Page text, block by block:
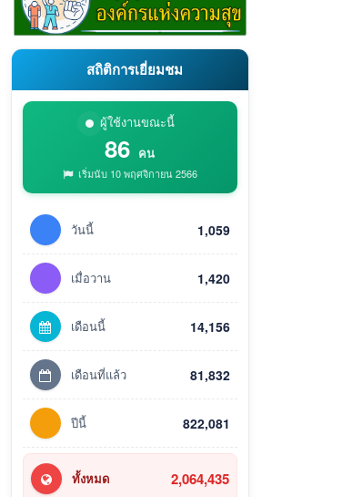
สถิติการเยี่ยมชม
ผู้ใช้งานขณะนี้
86 คน
เริ่มนับ 10 พฤศจิกายน 2566
วันนี้ 1,059
เมื่อวาน 1,420
เดือนนี้ 14,156
เดือนที่แล้ว 81,832
ปีนี้ 822,081
ทั้งหมด 2,064,435